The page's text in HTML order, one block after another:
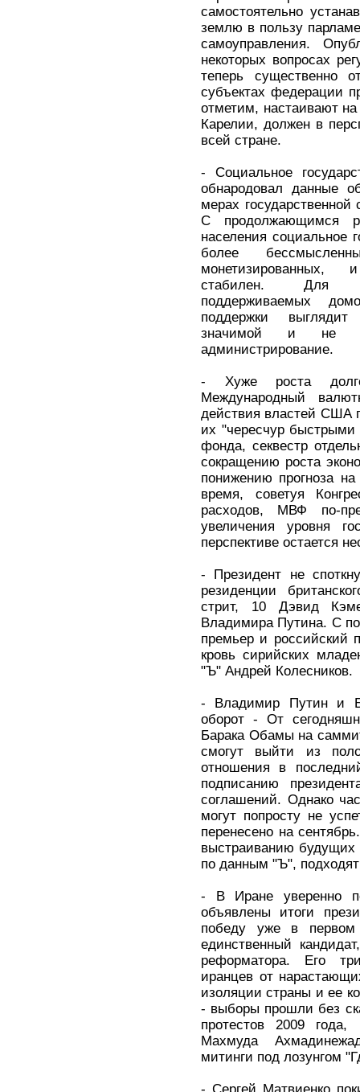
самостоятельно
землю в пользу
самоуправления.
некоторых вопросах
теперь существенно
субъектах федерации
отметим, настаивают
Карелии, должен в
всей стране.
- Социальное
обнародовал данные
мерах
С продолжающимся
населения социальное
более
монетизированных,
стабилен. Для
поддерживаемых
поддержки
значимой и не
администрирование.
- Хуже роста
Международный
действия властей США
их "чересчур
фонда, секвестр
сокращению роста
понижению прогноза
время, советуя
расходов, МВФ по-
увеличения уровня
перспективе остается
- Президент не
резиденции
стрит, 10 Дэвид
Владимира Путина. С
премьер и российский
кровь сирийских
"Ъ" Андрей Колесников.
- Владимир Путин и
оборот - От
Барака Обамы на
смогут выйти из
отношения в
подписанию
соглашений. Однако
могут попросту не
перенесено на
выстраиванию
по данным "Ъ",
- В Иране уверенно
объявлены итоги
победу уже в
единственный
реформатора. Его
иранцев от
изоляции страны и ее
- выборы прошли без
протестов 2009 года,
Махмуда
митинги под лозунгом
- Сергей Матвиенко